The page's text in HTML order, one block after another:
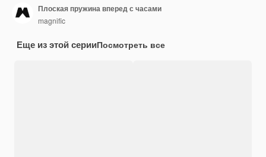
Плоская пружина вперед с часами
magnific
Еще из этой серииПосмотреть все